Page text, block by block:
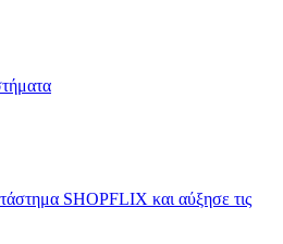
SHOPFLIX και αύξησε τις